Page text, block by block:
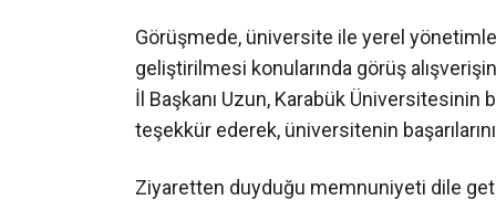
Görüşmede, üniversite ile yerel
geliştirilmesi konularında görüş
İl Başkanı Uzun, Karabük Üniversitesinin
teşekkür ederek, üniversitenin
Ziyaretten duyduğu memnuniyeti dile